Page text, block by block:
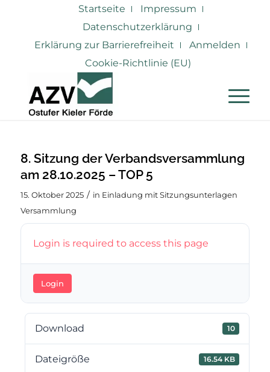
Startseite
Impressum
Datenschutzerklärung
Erklärung zur Barrierefreiheit
Anmelden
Cookie-Richtlinie (EU)
8. Sitzung der Verbandsversammlung
am 28.10.2025 – TOP 5
15. Oktober 2025 / in Einladung mit Sitzungsunterlagen
Versammlung
Login is required to access this page
Login
Download 10
Dateigröße 16.54 KB